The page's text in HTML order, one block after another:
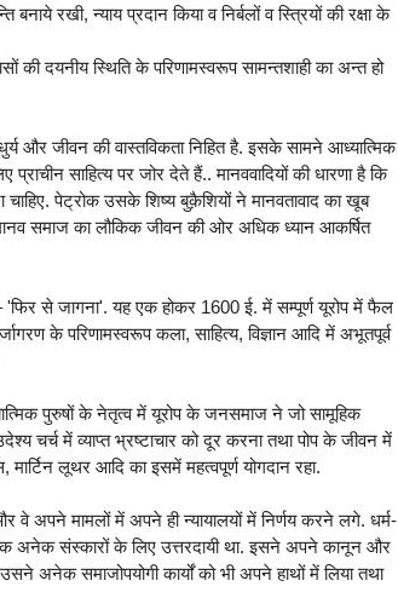
रखी, न्याय प्रदान किया व निर्बलों व स्त्रियों की रक्षा के
दयनीय स्थिति के परिणामस्वरूप सामन्तशाही का अन्त हो
और जीवन की वास्तविकता निहित है. इसके सामने आध्यात्मिक
साहित्य पर जोर देते हैं.. मानववादियों की धारणा है कि
पेट्रोक उसके शिष्य बुक़ैशियों ने मानवतावाद का खूब
मानव समाज का लौकिक जीवन की ओर अधिक ध्यान आकर्षित
'फिर से जागना'. यह एक होकर 1600 ई. में सम्पूर्ण यूरोप में फैल
के परिणामस्वरूप कला, साहित्य, विज्ञान आदि में अभूतपूर्व
पुरुषों के नेतृत्व में यूरोप के जनसमाज ने जो सामूहिक
चर्च में व्याप्त भ्रष्टाचार को दूर करना तथा पोप के जीवन में
लूथर आदि का इसमें महत्वपूर्ण योगदान रहा.
वे अपने मामलों में अपने ही न्यायालयों में निर्णय करने लगे. धर्म-
अनेक संस्कारों के लिए उत्तरदायी था. इसने अपने कानून और
अनेक समाजोपयोगी कार्यों को भी अपने हाथों में लिया तथा